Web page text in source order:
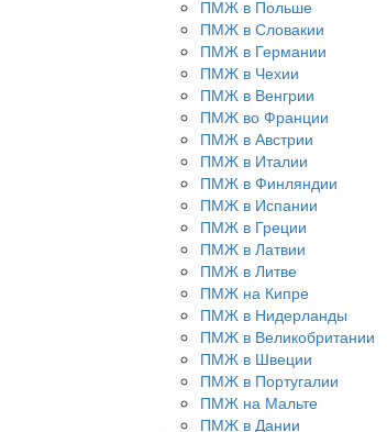
ПМЖ в Польше
ПМЖ в Словакии
ПМЖ в Германии
ПМЖ в Чехии
ПМЖ в Венгрии
ПМЖ во Франции
ПМЖ в Австрии
ПМЖ в Италии
ПМЖ в Финляндии
ПМЖ в Испании
ПМЖ в Греции
ПМЖ в Латвии
ПМЖ в Литве
ПМЖ на Кипре
ПМЖ в Нидерланды
ПМЖ в Великобритании
ПМЖ в Швеции
ПМЖ в Португалии
ПМЖ на Мальте
ПМЖ в Дании